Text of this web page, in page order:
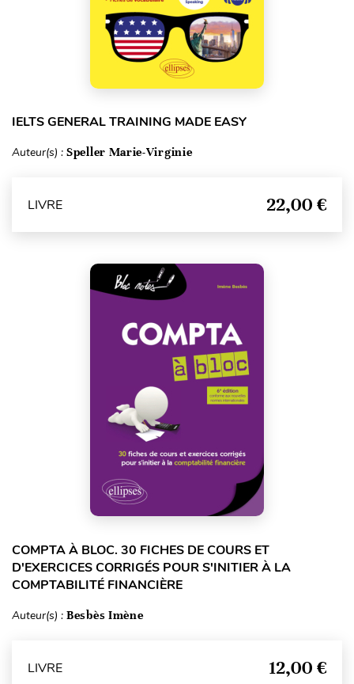
IELTS GENERAL TRAINING MADE EASY
Auteur(s) : Speller Marie-Virginie
LIVRE 22,00 €
COMPTA À BLOC. 30 FICHES DE COURS ET
D'EXERCICES CORRIGÉS POUR S'INITIER À LA
COMPTABILITÉ FINANCIÈRE
Auteur(s) : Besbès Imène
LIVRE 12,00 €